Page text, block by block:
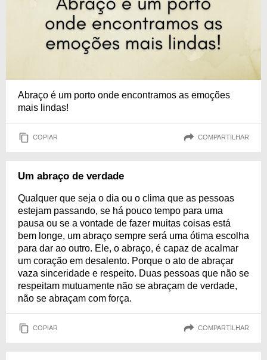
Abraço é um porto onde encontramos as emoções
mais lindas!
COPIAR COMPARTILHAR
Um abraço de verdade
Qualquer que seja o dia ou o clima que as pessoas
estejam passando, se há pouco tempo para uma
pausa ou se a vontade de fazer muitas coisas está
bem longe, um abraço sempre será uma ótima escolha
para dar ao outro. Ele, o abraço, é capaz de acalmar
um coração em desalento. Porque o ato de abraçar
vaza sinceridade e respeito. Duas pessoas que não se
respeitam mutuamente não se abraçam de verdade,
não se abraçam com força.
COPIAR COMPARTILHAR